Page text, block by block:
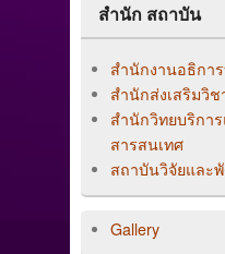
สำนัก สถาบัน
สำนักงานอธิกา
สำนักส่งเสริมวิ
สำนักวิทยบริกา
สารสนเทศ
สถาบันวิจัยและ
Gallery